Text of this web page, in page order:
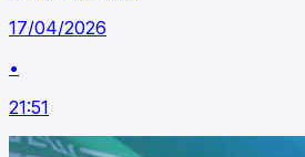
17/04/2026
•
21:51